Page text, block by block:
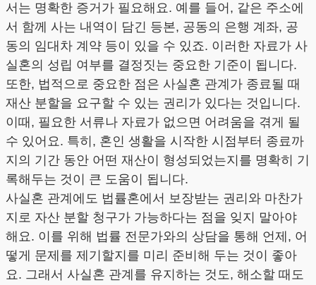
서는 명확한 증거가 필요해요. 예를 들어, 같은 주소에
서 함께 사는 내역이 담긴 등본, 공동의 은행 계좌, 공
동의 임대차 계약 등이 있을 수 있죠. 이러한 자료가 사
실혼의 성립 여부를 결정짓는 중요한 기준이 됩니다.
또한, 법적으로 중요한 점은 사실혼 관계가 종료될 때
재산 분할을 요구할 수 있는 권리가 있다는 것입니다.
이때, 필요한 서류나 자료가 없으면 어려움을 겪게 될
수 있어요. 특히, 혼인 생활을 시작한 시점부터 종료까
지의 기간 동안 어떤 재산이 형성되었는지를 명확히 기
록해두는 것이 큰 도움이 됩니다.
사실혼 관계에도 법률혼에서 보장받는 권리와 마찬가
지로 자산 분할 청구가 가능하다는 점을 잊지 말아야
해요. 이를 위해 법률 전문가와의 상담을 통해 언제, 어
떻게 문제를 제기할지를 미리 준비해 두는 것이 좋아
요. 그래서 사실혼 관계를 유지하는 것도, 해소할 때도